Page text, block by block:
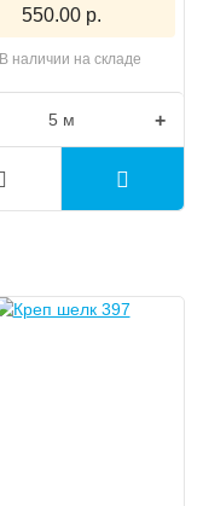
550.00 р.
В наличии на складе
+